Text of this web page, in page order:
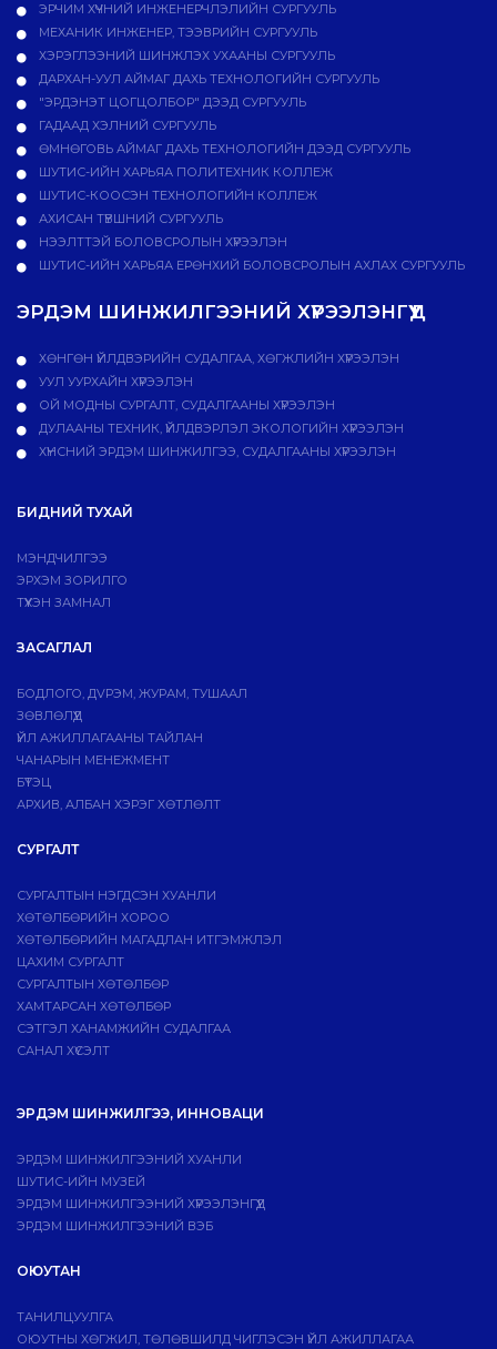
ЭРЧИМ ХҮЧНИЙ ИНЖЕНЕРЧЛЭЛИЙН СУРГУУЛЬ
МЕХАНИК ИНЖЕНЕР, ТЭЭВРИЙН СУРГУУЛЬ
ХЭРЭГЛЭЭНИЙ ШИНЖЛЭХ УХААНЫ СУРГУУЛЬ
ДАРХАН-УУЛ АЙМАГ ДАХЬ ТЕХНОЛОГИЙН СУРГУУЛЬ
"ЭРДЭНЭТ ЦОГЦОЛБОР" ДЭЭД СУРГУУЛЬ
ГАДААД ХЭЛНИЙ СУРГУУЛЬ
ӨМНӨГОВЬ АЙМАГ ДАХЬ ТЕХНОЛОГИЙН ДЭЭД СУРГУУЛЬ
ШУТИС-ИЙН ХАРЬЯА ПОЛИТЕХНИК КОЛЛЕЖ
ШУТИС-КООСЭН ТЕХНОЛОГИЙН КОЛЛЕЖ
АХИСАН ТҮВШНИЙ СУРГУУЛЬ
НЭЭЛТТЭЙ БОЛОВСРОЛЫН ХҮРЭЭЛЭН
ШУТИС-ИЙН ХАРЬЯА ЕРӨНХИЙ БОЛОВСРОЛЫН АХЛАХ СУРГУУЛЬ
ЭРДЭМ ШИНЖИЛГЭЭНИЙ ХҮРЭЭЛЭНГҮҮД
ХӨНГӨН ҮЙЛДВЭРИЙН СУДАЛГАА, ХӨГЖЛИЙН ХҮРЭЭЛЭН
УУЛ УУРХАЙН ХҮРЭЭЛЭН
ОЙ МОДНЫ СУРГАЛТ, СУДАЛГААНЫ ХҮРЭЭЛЭН
ДУЛААНЫ ТЕХНИК, ҮЙЛДВЭРЛЭЛ ЭКОЛОГИЙН ХҮРЭЭЛЭН
ХҮНСНИЙ ЭРДЭМ ШИНЖИЛГЭЭ, СУДАЛГААНЫ ХҮРЭЭЛЭН
БИДНИЙ ТУХАЙ
МЭНДЧИЛГЭЭ
ЭРХЭМ ЗОРИЛГО
ТҮҮХЭН ЗАМНАЛ
ЗАСАГЛАЛ
БОДЛОГО, ДVРЭМ, ЖУРАМ, ТУШААЛ
ЗӨВЛӨЛҮҮД
ҮЙЛ АЖИЛЛАГААНЫ ТАЙЛАН
ЧАНАРЫН МЕНЕЖМЕНТ
БҮТЭЦ
АРХИВ, АЛБАН ХЭРЭГ ХӨТЛӨЛТ
СУРГАЛТ
СУРГАЛТЫН НЭГДСЭН ХУАНЛИ
ХӨТӨЛБӨРИЙН ХОРОО
ХӨТӨЛБӨРИЙН МАГАДЛАН ИТГЭМЖЛЭЛ
ЦАХИМ СУРГАЛТ
СУРГАЛТЫН ХӨТӨЛБӨР
ХАМТАРСАН ХӨТӨЛБӨР
СЭТГЭЛ ХАНАМЖИЙН СУДАЛГАА
САНАЛ ХҮСЭЛТ
ЭРДЭМ ШИНЖИЛГЭЭ, ИННОВАЦИ
ЭРДЭМ ШИНЖИЛГЭЭНИЙ ХУАНЛИ
ШУТИС-ИЙН МУЗЕЙ
ЭРДЭМ ШИНЖИЛГЭЭНИЙ ХҮРЭЭЛЭНГҮҮД
ЭРДЭМ ШИНЖИЛГЭЭНИЙ ВЭБ
ОЮУТАН
ТАНИЛЦУУЛГА
ОЮУТНЫ ХӨГЖИЛ, ТӨЛӨВШИЛД ЧИГЛЭСЭН ҮЙЛ АЖИЛЛАГАА